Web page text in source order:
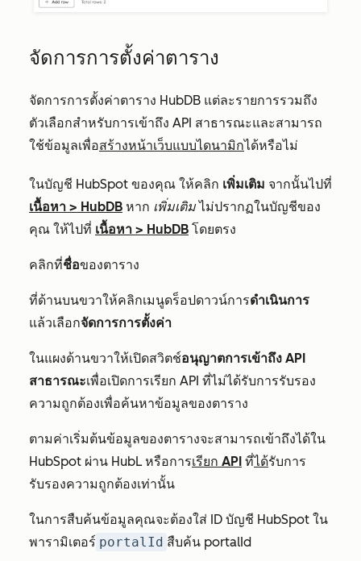
จัดการการตั้งค่าตาราง
จัดการการตั้งค่าตาราง HubDB แต่ละรายการรวมถึง
ตัวเลือกสำหรับการเข้าถึง API สาธารณะและสามารถ
ใช้ข้อมูลเพื่อสร้างหน้าเว็บแบบไดนามิกได้หรือไม่
ในบัญชี HubSpot ของคุณ ให้คลิก เพิ่มเติม จากนั้นไปที่
เนื้อหา > HubDB หาก เพิ่มเติมไม่ปรากฏในบัญชีของ
คุณ ให้ไปที่ เนื้อหา > HubDB โดยตรง
คลิกที่ชื่อของตาราง
ที่ด้านบนขวาให้คลิกเมนูดร็อปดาวน์การดำเนินการ
แล้วเลือกจัดการการตั้งค่า
ในแผงด้านขวาให้เปิดสวิตช์อนุญาตการเข้าถึง API
สาธารณะเพื่อเปิดการเรียก API ที่ไม่ได้รับการรับรอง
ความถูกต้องเพื่อค้นหาข้อมูลของตาราง
ตามค่าเริ่มต้นข้อมูลของตารางจะสามารถเข้าถึงได้ใน
HubSpot ผ่าน HubL หรือการเรียก API ที่ได้รับการ
รับรองความถูกต้องเท่านั้น
ในการสืบค้นข้อมูลคุณจะต้องใส่ ID บัญชี HubSpot ใน
พารามิเตอร์ portalId สืบค้น portalId